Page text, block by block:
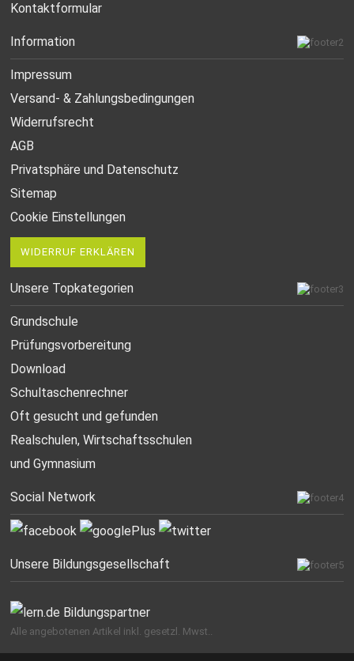
Kontaktformular
Information
Impressum
Versand- & Zahlungsbedingungen
Widerrufsrecht
AGB
Privatsphäre und Datenschutz
Sitemap
Cookie Einstellungen
WIDERRUF ERKLÄREN
Unsere Topkategorien
Grundschule
Prüfungsvorbereitung
Download
Schultaschenrechner
Oft gesucht und gefunden
Realschulen,Wirtschaftsschulen
und Gymnasium
Social Network
Unsere Bildungsgesellschaft
Alle angebotenen Artikel inkl. gesetzl. Mwst..